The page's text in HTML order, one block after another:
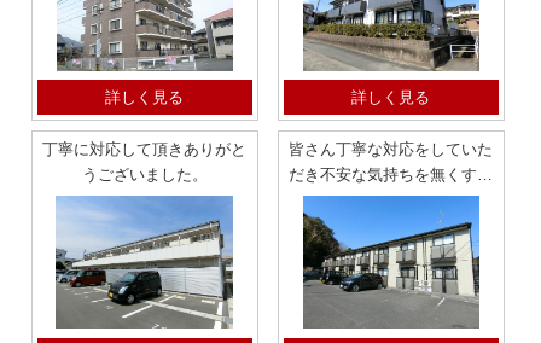
詳しく見る 詳しく見る
丁寧に対応して頂きありがと
うございました。
皆さん丁寧な対応をしていた
だき不安な気持ちを無くすこ
とができました